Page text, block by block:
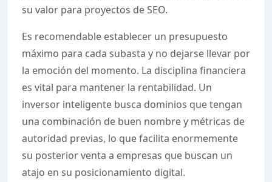
su valor para proyectos de SEO.
Es recomendable establecer un presupuesto
máximo para cada subasta y no dejarse llevar por
la emoción del momento. La disciplina financiera
es vital para mantener la rentabilidad. Un
inversor inteligente busca dominios que tengan
una combinación de buen nombre y métricas de
autoridad previas, lo que facilita enormemente
su posterior venta a empresas que buscan un
atajo en su posicionamiento digital.